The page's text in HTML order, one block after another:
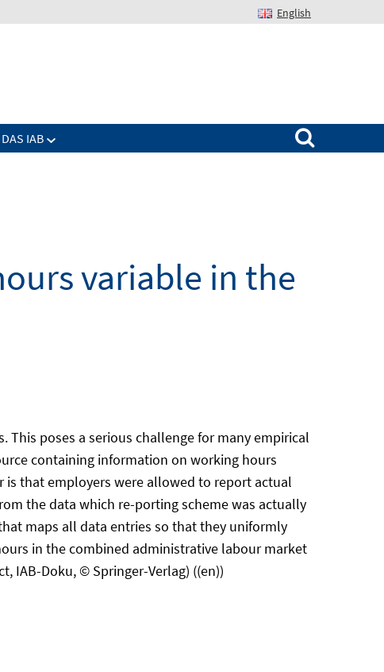
English
DAS IAB
Suchen nach:
variable in the
poses a serious challenge for many empirical
containing information on working hours
is that employers were allowed to report actual
the data which re-porting scheme was actually
maps all data entries so that they uniformly
in the combined administrative labour market
IAB-Doku, © Springer-Verlag) ((en))